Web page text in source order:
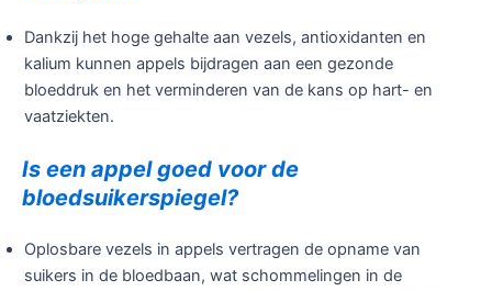
Dankzij het hoge gehalte aan vezels, antioxidanten en
kalium kunnen appels bijdragen aan een gezonde
bloeddruk en het verminderen van de kans op hart- en
vaatziekten.
Is een appel goed voor de
bloedsuikerspiegel?
Oplosbare vezels in appels vertragen de opname van
suikers in de bloedbaan, wat schommelingen in de